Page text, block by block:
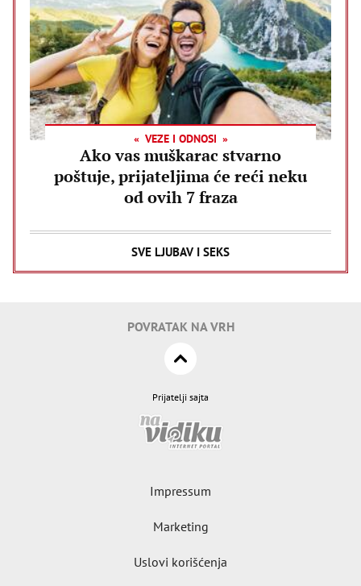
VEZE I ODNOSI
Ako vas muškarac stvarno
poštuje, prijateljima će reći neku
od ovih 7 fraza
SVE LJUBAV I SEKS
POVRATAK NA VRH
Prijatelji sajta
Impressum
Marketing
Uslovi korišćenja